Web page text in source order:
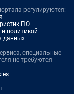
регулируются:
ПО
политикой
данных
специальные
не требуются